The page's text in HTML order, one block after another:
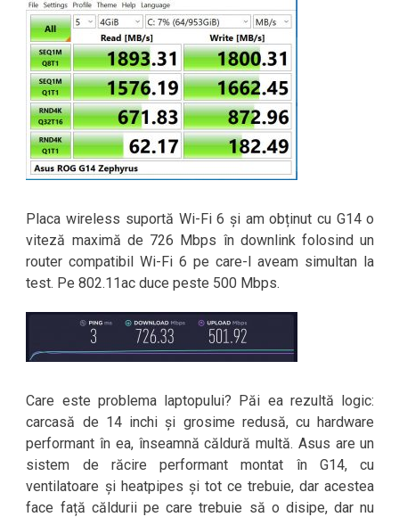
Placa wireless suportă Wi-Fi 6 și am obținut cu G14 o
viteză maximă de 726 Mbps în downlink folosind un
router compatibil Wi-Fi 6 pe care-l aveam simultan la
test. Pe 802.11ac duce peste 500 Mbps.
Care este problema laptopului? Păi ea rezultă logic:
carcasă de 14 inchi și grosime redusă, cu hardware
performant în ea, înseamnă căldură multă. Asus are un
sistem de răcire performant montat în G14, cu
ventilatoare și heatpipes și tot ce trebuie, dar acestea
face față căldurii pe care trebuie să o disipe, dar nu